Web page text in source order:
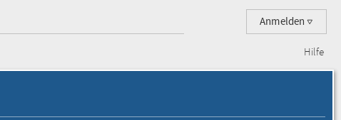
Anmelden
Hilfe